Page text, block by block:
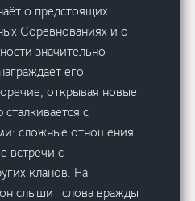
о предстоящих
Соревнованиях и о
значительно
его
открывая новые
с
сложные отношения
встречи с
кланов. На
слышит слова вражды